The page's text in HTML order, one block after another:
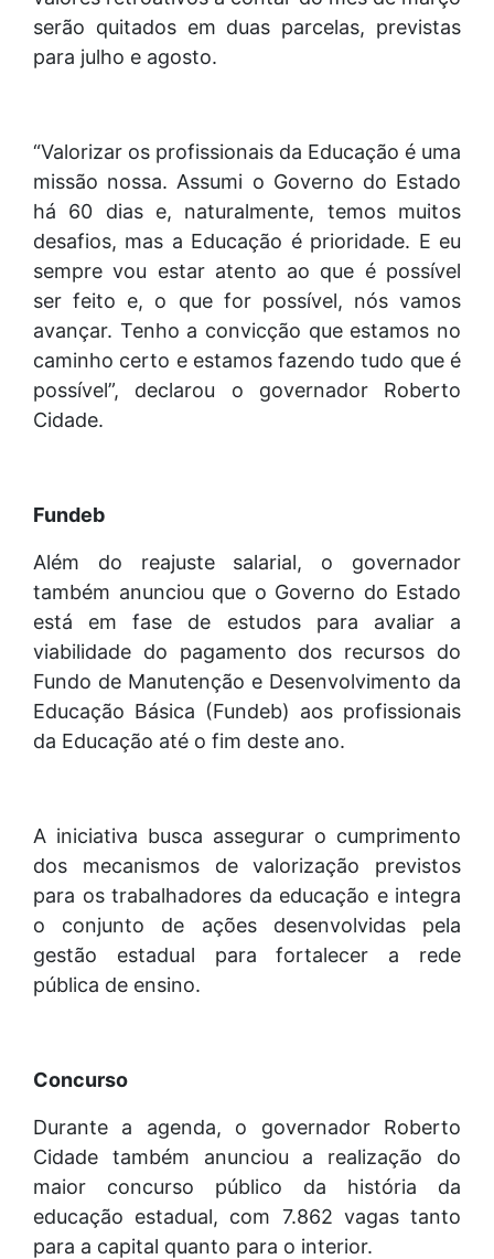
serão quitados em duas parcelas, previstas
para julho e agosto.
“Valorizar os profissionais da Educação é uma
missão nossa. Assumi o Governo do Estado
há 60 dias e, naturalmente, temos muitos
desafios, mas a Educação é prioridade. E eu
sempre vou estar atento ao que é possível
ser feito e, o que for possível, nós vamos
avançar. Tenho a convicção que estamos no
caminho certo e estamos fazendo tudo que é
possível”, declarou o governador Roberto
Cidade.
Fundeb
Além do reajuste salarial, o governador
também anunciou que o Governo do Estado
está em fase de estudos para avaliar a
viabilidade do pagamento dos recursos do
Fundo de Manutenção e Desenvolvimento da
Educação Básica (Fundeb) aos profissionais
da Educação até o fim deste ano.
A iniciativa busca assegurar o cumprimento
dos mecanismos de valorização previstos
para os trabalhadores da educação e integra
o conjunto de ações desenvolvidas pela
gestão estadual para fortalecer a rede
pública de ensino.
Concurso
Durante a agenda, o governador Roberto
Cidade também anunciou a realização do
maior concurso público da história da
educação estadual, com 7.862 vagas tanto
para a capital quanto para o interior.